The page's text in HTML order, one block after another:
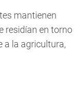
mantienen
residían en torno
a la agricultura,